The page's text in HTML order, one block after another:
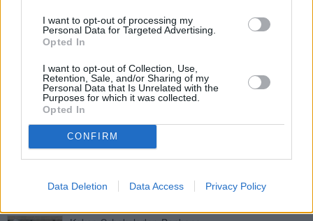
I want to opt-out of processing my
Personal Data for Targeted Advertising.
Opted In
I want to opt-out of Collection, Use,
Retention, Sale, and/or Sharing of my
Personal Data that Is Unrelated with the
Purposes for which it was collected.
Opted In
CONFIRM
Data Deletion Data Access Privacy Policy
Raffaellokugeln die himmlische
Versuchung
Leicht
Flotte Karamell-Kugeln
Leicht
Haselnuss-Pralinen